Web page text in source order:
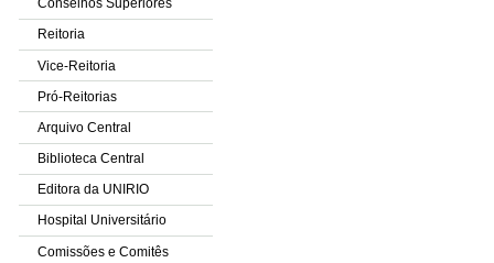
Conselhos Superiores
Reitoria
Vice-Reitoria
Pró-Reitorias
Arquivo Central
Biblioteca Central
Editora da UNIRIO
Hospital Universitário
Comissões e Comitês